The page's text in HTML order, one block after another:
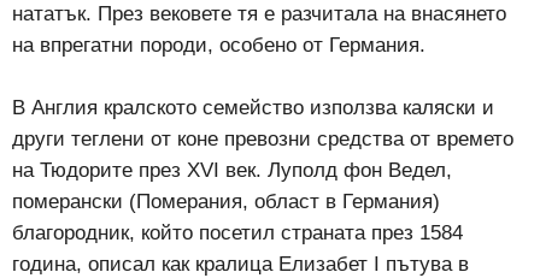
нататък. През вековете тя е разчитала на внасянето
на впрегатни породи, особено от Германия.
В Англия кралското семейство използва каляски и
други теглени от коне превозни средства от времето
на Тюдорите през ХVІ век. Луполд фон Ведел,
померански (Померания, област в Германия)
благородник, който посетил страната през 1584
година, описал как кралица Елизабет І пътува в